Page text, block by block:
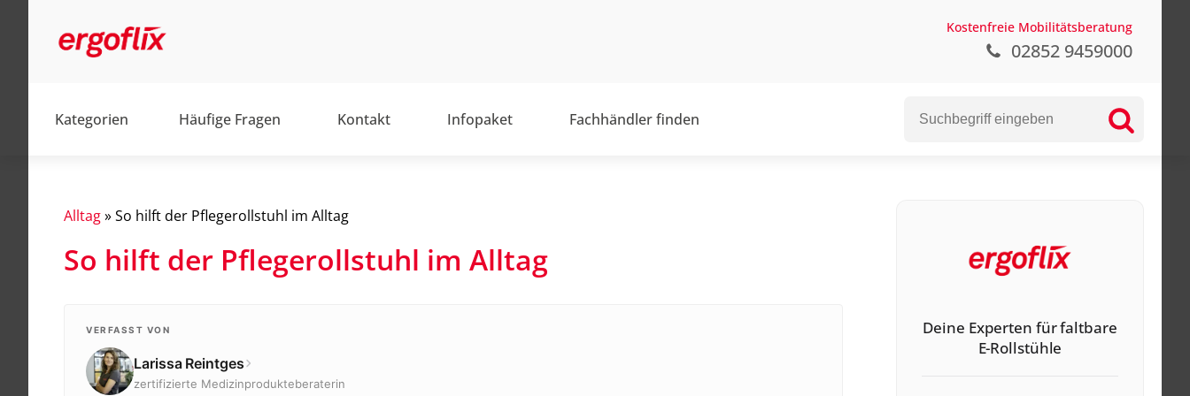
Kostenfreie Mobilitätsberatung
02852 9459000
Kategorien Häufige Fragen Kontakt Infopaket Fachhändler finden
Alltag
Elektromobile
Elektrorollstühle
Alltag»So hilft der Pflegerollstuhl im Alltag
So hilft der Pflegerollstuhl im Alltag
VERFASST VON
Larissa Reintges
zertifizierte Medizinprodukteberaterin
Deine Experten für faltbare
E-Rollstühle